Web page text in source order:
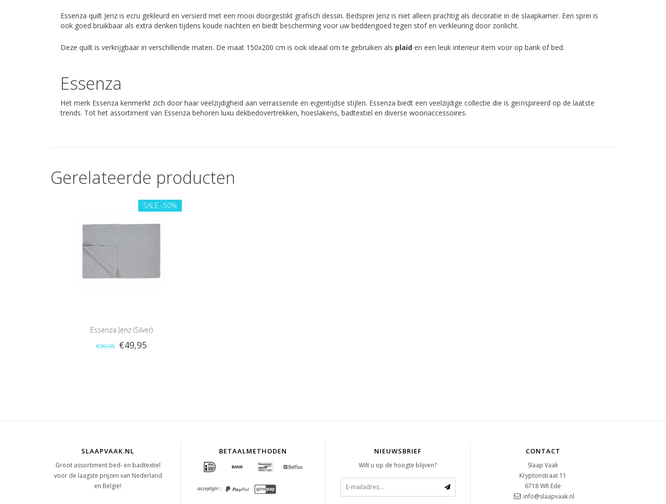
Essenza quilt Jenz is ecru gekleurd en versierd met een mooi doorgestikt grafisch dessin. Bedsprei Jenz is niet alleen prachtig als decoratie in de slaapkamer. Een sprei is
ook goed bruikbaar als extra denken tijdens koude nachten en biedt bescherming voor uw beddengoed tegen stof en verkleuring door zonlicht.
Deze quilt is verkrijgbaar in verschillende maten. De maat 150x200 cm is ook ideaal om te gebruiken als plaid en een leuk interieur item voor op bank of bed.
Essenza
Het merk Essenza kenmerkt zich door haar veelzijdigheid aan verrassende en eigentijdse stijlen. Essenza biedt een veelzijdige collectie die is geïnspireerd op de laatste
trends. Tot het assortiment van Essenza behoren luxu dekbedovertrekken, hoeslakens, badtextiel en diverse woonaccessoires.
Gerelateerde producten
SALE -50%
Essenza Jenz (Silver)
€99,95 €49,95
SLAAPVAAK.NL
Groot assortiment bed- en badtextiel
voor de laagste prijzen van Nederland
en België!
BETAALMETHODEN NIEUWSBRIEF
Wilt u op de hoogte blijven?
CONTACT
Slaap Vaak
Kryptonstraat 11
6718 WR Ede
info@slaapvaak.nl